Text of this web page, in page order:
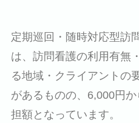
定期巡回・随時対応型訪
は、訪問看護の利用有無
る地域・クライアントの
があるものの、6,000円
担額となっています。